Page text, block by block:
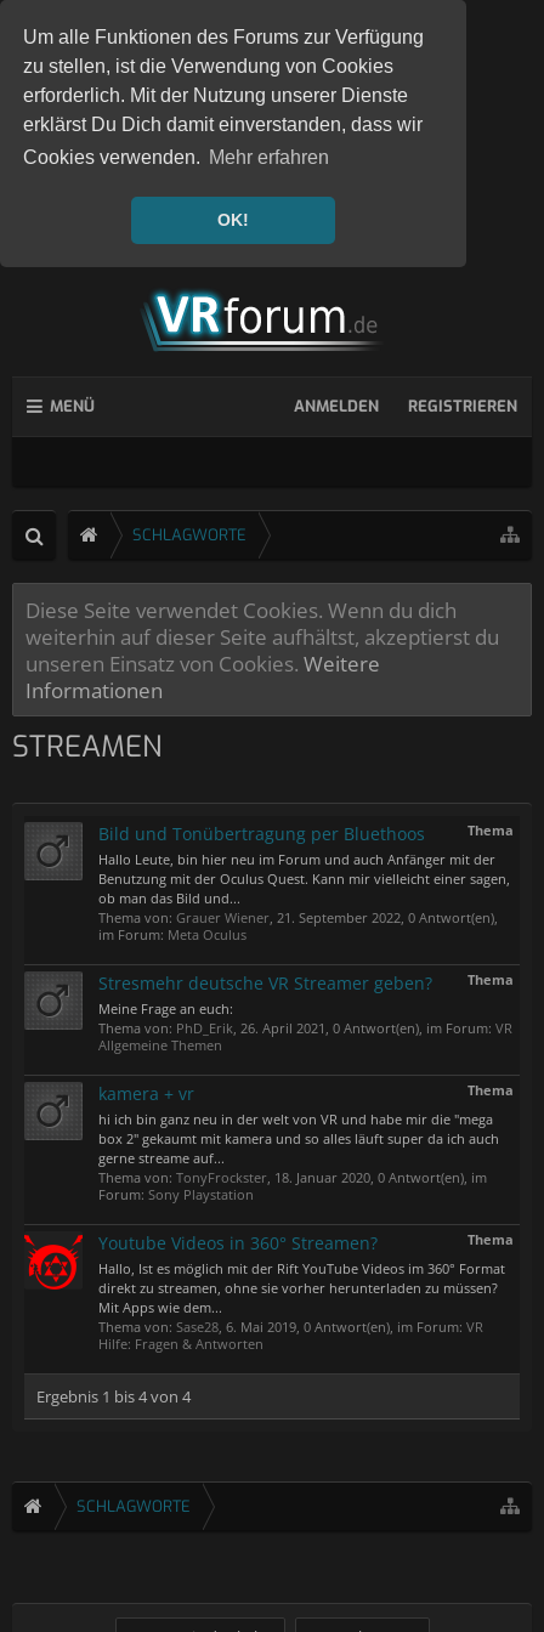
Um alle Funktionen des Forums zur Verfügung
zu stellen, ist die Verwendung von Cookies
erforderlich. Mit der Nutzung unserer Dienste
erklärst Du Dich damit einverstanden, dass wir
Cookies verwenden. Mehr erfahren
OK!
MENÜ ANMELDEN REGISTRIEREN
SCHLAGWORTE
Diese Seite verwendet Cookies. Wenn du dich
weiterhin auf dieser Seite aufhältst, akzeptierst du
unseren Einsatz von Cookies. Weitere
Informationen
STREAMEN
Thema
Bild und Tonübertragung per Bluethoos
Hallo Leute, bin hier neu im Forum und auch Anfänger mit der
Benutzung mit der Oculus Quest. Kann mir vielleicht einer sagen,
ob man das Bild und...
Thema von: Grauer Wiener, 21. September 2022, 0 Antwort(en),
im Forum: Meta Oculus
Thema
Stresmehr deutsche VR Streamer geben?
Meine Frage an euch:
Thema von: PhD_Erik, 26. April 2021 , 0 Antwort(en), im Forum: VR
Allgemeine Themen
Thema
kamera + vr
hi ich bin ganz neu in der welt von VR und habe mir die "mega
box 2" gekaumt mit kamera und so alles läuft super da ich auch
gerne streame auf...
Thema von: TonyFrockster, 18. Januar 2020, 0 Antwort(en), im
Forum: Sony Playstation
Thema
Youtube Videos in 360° Streamen?
Hallo, Ist es möglich mit der Rift YouTube Videos im 360° Format
direkt zu streamen, ohne sie vorher herunterladen zu müssen?
Mit Apps wie dem...
Thema von: Sase28, 6. Mai 2019, 0 Antwort(en), im Forum: VR
Hilfe: Fragen & Antworten
Ergebnis 1 bis 4 von 4
SCHLAGWORTE